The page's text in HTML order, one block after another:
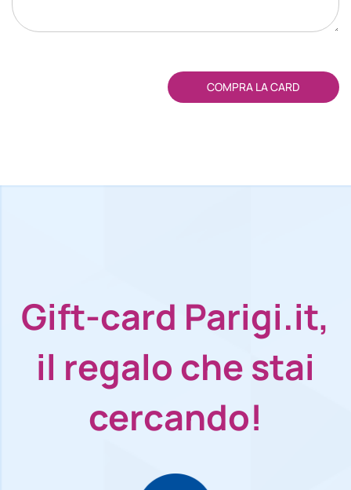
COMPRA LA CARD
Gift-card Parigi.it,
il regalo che stai
cercando!